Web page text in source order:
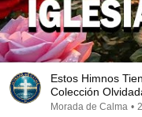
Estos Himnos
Colección
Morada de Calma •